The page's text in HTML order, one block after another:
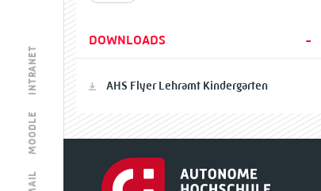
MOODLE
INTRANET
DOWNLOADS
AHS Flyer Lehramt Kindergarten